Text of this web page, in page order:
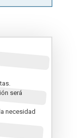
será
necesidad